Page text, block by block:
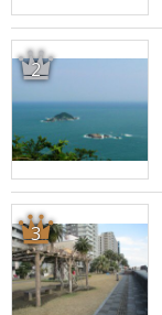
2
3